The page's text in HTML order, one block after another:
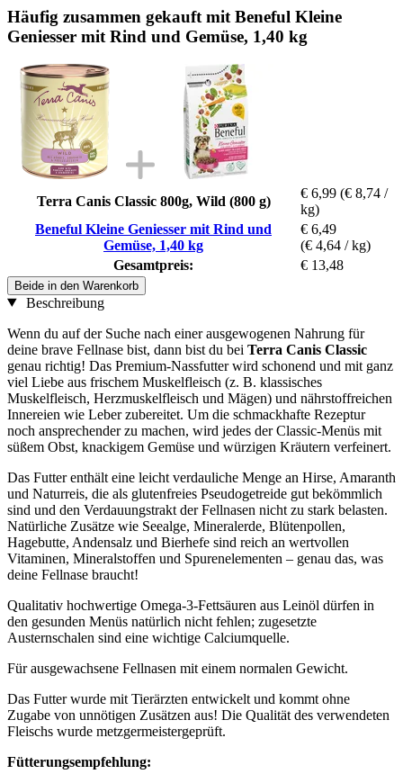
Häufig zusammen gekauft mit Beneful Kleine
Geniesser mit Rind und Gemüse, 1,40 kg
Terra Canis Classic 800g, Wild (800 g)
€ 6,99 (€ 8,74 /
kg)
Beneful Kleine Geniesser mit Rind und
Gemüse, 1,40 kg
€ 6,49
(€ 4,64 / kg)
Gesamtpreis:
€ 13,48
Beide in den Warenkorb
Beschreibung
Wenn du auf der Suche nach einer ausgewogenen Nahrung für
deine brave Fellnase bist, dann bist du bei Terra Canis Classic
genau richtig! Das Premium-Nassfutter wird schonend und mit ganz
viel Liebe aus frischem Muskelfleisch (z. B. klassisches
Muskelfleisch, Herzmuskelfleisch und Mägen) und nährstoffreichen
Innereien wie Leber zubereitet. Um die schmackhafte Rezeptur
noch ansprechender zu machen, wird jedes der Classic-Menüs mit
süßem Obst, knackigem Gemüse und würzigen Kräutern verfeinert.
Das Futter enthält eine leicht verdauliche Menge an Hirse, Amaranth
und Naturreis, die als glutenfreies Pseudogetreide gut bekömmlich
sind und den Verdauungstrakt der Fellnasen nicht zu stark belasten.
Natürliche Zusätze wie Seealge, Mineralerde, Blütenpollen,
Hagebutte, Andensalz und Bierhefe sind reich an wertvollen
Vitaminen, Mineralstoffen und Spurenelementen – genau das, was
deine Fellnase braucht!
Qualitativ hochwertige Omega-3-Fettsäuren aus Leinöl dürfen in
den gesunden Menüs natürlich nicht fehlen; zugesetzte
Austernschalen sind eine wichtige Calciumquelle.
Für ausgewachsene Fellnasen mit einem normalen Gewicht.
Das Futter wurde mit Tierärzten entwickelt und kommt ohne
Zugabe von unnötigen Zusätzen aus! Die Qualität des verwendeten
Fleischs wurde metzgermeistergeprüft.
Fütterungsempfehlung: